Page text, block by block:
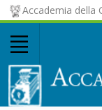
Accademia della